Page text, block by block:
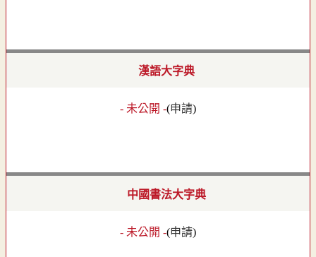
漢語大字典
- 未公開 -(申請)
中國書法大字典
- 未公開 -(申請)